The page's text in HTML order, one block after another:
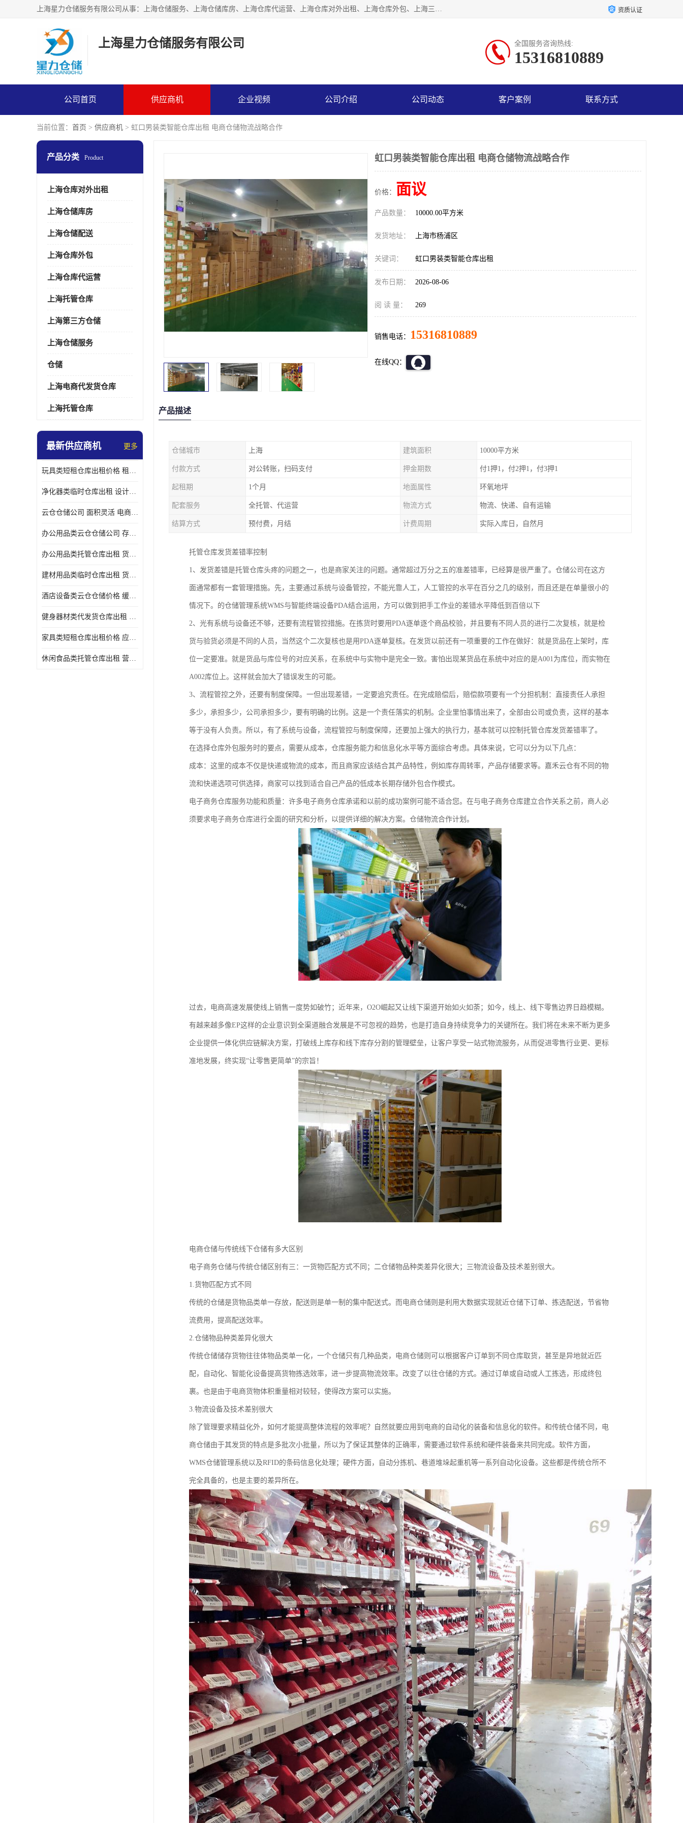
上海星力仓储服务有限公司从事：上海仓储服务、上海仓储库房、上海仓库代运营、上海仓库对外出租、上海仓库外包、上海三方仓储、上海电商仓储代发、上海电商代发货仓库、上海托管仓库、上海仓储配送。上海星力仓储服务有限公司现在拥有100个分仓、10万余平方的标准库房，精炼员工几百名，与几千家客户合作，公司已跻身上海仓储行业前列。欢迎来电咨询！ 资质认证
上海星力仓储服务有限公司 全国服务咨询热线:
15316810889
公司首页 供应商机 企业视频 公司介绍 公司动态 客户案例 联系方式
当前位置： 首页 > 供应商机 > 虹口男装类智能仓库出租 电商仓储物流战略合作
产品分类 Product
上海仓库对外出租
上海仓储库房
上海仓储配送
上海仓库外包
上海仓库代运营
上海托管仓库
上海第三方仓储
上海仓储服务
仓储
上海电商代发货仓库
上海托管仓库
最新供应商机 更多
玩具类短租仓库出租价格 租期灵活 智能电商配套
净化器类临时仓库出租 设计简单 电商仓储物流战略合作
云仓仓储公司 面积灵活 电商仓储物流战略合作
办公用品类云仓仓储公司 存货周转很快 电商仓储物流战略整合
办公用品类托管仓库出租 货物装卸方便 电商仓储物流战略合作
建材用品类临时仓库出租 货物装卸方便 仓储供应链配套
酒店设备类云仓仓储价格 缓解企业储存压力 智能电商配套
健身器材类代发货仓库出租 租期灵活 新媒体平台配套
家具类短租仓库出租价格 应用广泛 智能电商配套
休闲食品类托管仓库出租 营造良好环境氛围 垂直电商配套
虹口男装类智能仓库出租 电商仓储物流战略合作
价格： 面议
产品数量： 10000.00平方米
发货地址： 上海市杨浦区
关键词： 虹口男装类智能仓库出租
发布日期： 2026-08-06
阅 读 量： 269
销售电话： 15316810889
在线QQ：
产品描述
仓储城市 上海 建筑面积 10000平方米
付款方式 对公转账，扫码支付 押金期数 付1押1，付2押1，付3押1
起租期 1个月 地面属性 环氧地坪
配套服务 全托管、代运营 物流方式 物流、快递、自有运输
结算方式 预付费，月结 计费周期 实际入库日，自然月
托管仓库发货差错率控制
1、发货差错是托管仓库头疼的问题之一，也是商家关注的问题。通常超过万分之五的准差错率，已经算是很严重了。仓储公司在这方
面通常都有一套管理措施。先，主要通过系统与设备管控，不能光靠人工，人工管控的水平在百分之几的级别，而且还是在单量很小的
情况下。的仓储管理系统WMS与智能终端设备PDA结合运用，方可以做到把手工作业的差错水平降低到百倍以下
2、光有系统与设备还不够，还要有流程管控措施。在拣货时要用PDA逐单逐个商品校验，并且要有不同人员的进行二次复核，就是检
货与验货必须是不同的人员，当然这个二次复核也是用PDA逐单复核。在发货以前还有一项重要的工作在做好：就是货品在上架时，库
位一定要准。就是货品与库位号的对应关系，在系统中与实物中是完全一致。害怕出现某货品在系统中对应的是A001为库位，而实物在
A002库位上。这样就会加大了错误发生的可能。
3、流程管控之外，还要有制度保障。一但出现差错，一定要追究责任。在完成赔偿后，赔偿款项要有一个分担机制：直接责任人承担
多少，承担多少，公司承担多少，要有明确的比例。这是一个责任落实的机制。企业里怕事情出来了，全部由公司或负责，这样的基本
等于没有人负责。所以，有了系统与设备，流程管控与制度保障，还要加上强大的执行力，基本就可以控制托管仓库发货差错率了。
在选择仓库外包服务时的要点，需要从成本，仓库服务能力和信息化水平等方面综合考虑。具体来说，它可以分为以下几点：
成本：这里的成本不仅是快递或物流的成本，而且商家应该结合其产品特性，例如库存周转率，产品存储要求等。嘉禾云仓有不同的物
流和快递选项可供选择，商家可以找到适合自己产品的低成本长期存储外包合作模式。
电子商务仓库服务功能和质量：许多电子商务仓库承诺和以前的成功案例可能不适合您。在与电子商务仓库建立合作关系之前，商人必
须要求电子商务仓库进行全面的研究和分析，以提供详细的解决方案。仓储物流合作计划。
过去，电商高速发展使线上销售一度势如破竹；近年来，O2O崛起又让线下渠道开始如火如荼；如今，线上、线下零售边界日趋模糊。
有越来越多像EP这样的企业意识到全渠道融合发展是不可忽视的趋势，也是打造自身持续竞争力的关键所在。我们将在未来不断为更多
企业提供一体化供应链解决方案，打破线上库存和线下库存分割的管理壁垒，让客户享受一站式物流服务，从而促进零售行业更、更标
准地发展，终实现“让零售更简单”的宗旨！
电商仓储与传统线下仓储有多大区别
电子商务仓储与传统仓储区别有三：一货物匹配方式不同；二仓储物品种类差异化很大；三物流设备及技术差别很大。
1.货物匹配方式不同
传统的仓储是货物品类单一存放，配送则是单一制的集中配送式。而电商仓储则是利用大数据实现就近仓储下订单、拣选配送，节省物
流费用，提高配送效率。
2.仓储物品种类差异化很大
传统仓储储存货物往往体物品类单一化，一个仓储只有几种品类，电商仓储则可以根据客户订单到不同仓库取货，甚至是异地就近匹
配，自动化、智能化设备提高货物拣选效率，进一步提高物流效率。改变了以往仓储的方式。通过订单或自动或人工拣选，形成终包
裹。也是由于电商货物体积重量相对较轻，使得改方案可以实施。
3.物流设备及技术差别很大
除了管理要求精益化外，如何才能提高整体流程的效率呢？自然就要应用到电商的自动化的装备和信息化的软件。和传统仓储不同，电
商仓储由于其发货的特点是多批次小批量，所以为了保证其整体的正确率，需要通过软件系统和硬件装备来共同完成。软件方面，
WMS仓储管理系统以及RFID的条码信息化处理；硬件方面，自动分拣机、巷道堆垛起重机等一系列自动化设备。这些都是传统仓所不
完全具备的，也是主要的差异所在。